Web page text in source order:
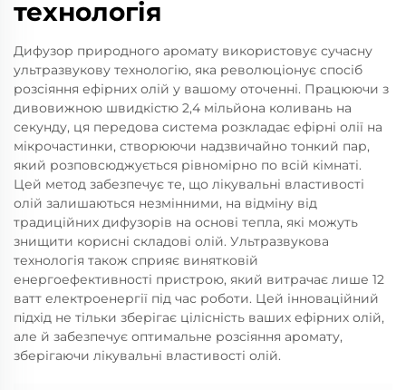
технологія
Дифузор природного аромату використовує сучасну
ультразвукову технологію, яка революціонує спосіб
розсіяння ефірних олій у вашому оточенні. Працюючи з
дивовижною швидкістю 2,4 мільйона коливань на
секунду, ця передова система розкладає ефірні олії на
мікрочастинки, створюючи надзвичайно тонкий пар,
який розповсюджується рівномірно по всій кімнаті.
Цей метод забезпечує те, що лікувальні властивості
олій залишаються незмінними, на відміну від
традиційних дифузорів на основі тепла, які можуть
знищити корисні складові олій. Ультразвукова
технологія також сприяє винятковій
енергоефективності пристрою, який витрачає лише 12
ватт електроенергії під час роботи. Цей інноваційний
підхід не тільки зберігає цілісність ваших ефірних олій,
але й забезпечує оптимальне розсіяння аромату,
зберігаючи лікувальні властивості олій.